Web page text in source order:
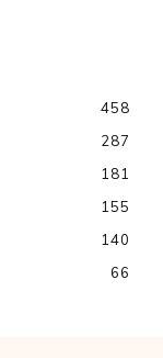
458
287
181
155
140
66